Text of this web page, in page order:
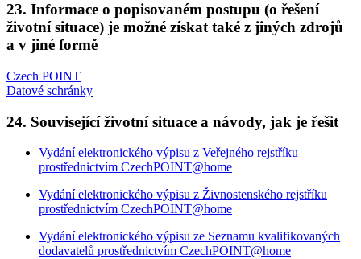
23. Informace o popisovaném postupu (o řešení
životní situace) je možné získat také z jiných zdrojů
a v jiné formě
Czech POINT
Datové schránky
24. Související životní situace a návody, jak je řešit
Vydání elektronického výpisu z Veřejného rejstříku
prostřednictvím CzechPOINT@home
Vydání elektronického výpisu z Živnostenského rejstříku
prostřednictvím CzechPOINT@home
Vydání elektronického výpisu ze Seznamu kvalifikovaných
dodavatelů prostřednictvím CzechPOINT@home